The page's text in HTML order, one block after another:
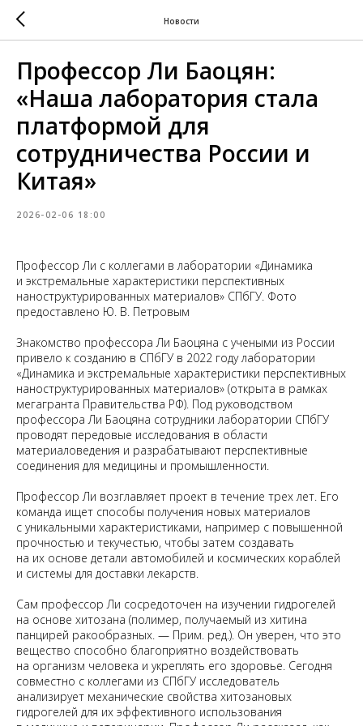
Новости
Профессор Ли Баоцян:
«Наша лаборатория стала
платформой для
сотрудничества России и
Китая»
2026-02-06 18:00
Профессор Ли с коллегами в лаборатории «Динамика
и экстремальные характеристики перспективных
наноструктурированных материалов» СПбГУ. Фото
предоставлено Ю. В. Петровым
Знакомство профессора Ли Баоцяна с учеными из России
привело к созданию в СПбГУ в 2022 году лаборатории
«Динамика и экстремальные характеристики перспективных
наноструктурированных материалов» (открыта в рамках
мегагранта Правительства РФ). Под руководством
профессора Ли Баоцяна сотрудники лаборатории СПбГУ
проводят передовые исследования в области
материаловедения и разрабатывают перспективные
соединения для медицины и промышленности.
Профессор Ли возглавляет проект в течение трех лет. Его
команда ищет способы получения новых материалов
с уникальными характеристиками, например с повышенной
прочностью и текучестью, чтобы затем создавать
на их основе детали автомобилей и космических кораблей
и системы для доставки лекарств.
Сам профессор Ли сосредоточен на изучении гидрогелей
на основе хитозана (полимер, получаемый из хитина
панцирей ракообразных. — Прим. ред.). Он уверен, что это
вещество способно благоприятно воздействовать
на организм человека и укреплять его здоровье. Сегодня
совместно с коллегами из СПбГУ исследователь
анализирует механические свойства хитозановых
гидрогелей для их эффективного использования